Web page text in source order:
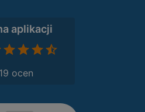
aplikacji
ocen